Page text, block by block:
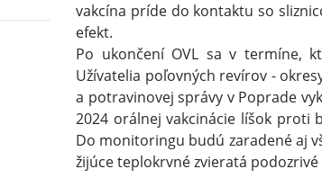
vakcína príde do kontaktu so
efekt.
Po ukončení OVL sa v termíne,
Užívatelia poľovných revírov -
a potravinovej správy v Poprade
2024 orálnej vakcinácie líšok proti
Do monitoringu budú zaradené aj
žijúce teplokrvné zvieratá podozrivé